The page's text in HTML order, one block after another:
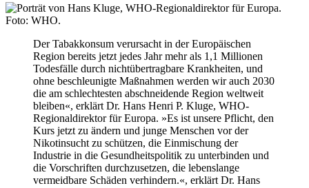
Der Tabakkonsum verursacht in der Europäischen
Region bereits jetzt jedes Jahr mehr als 1,1 Millionen
Todesfälle durch nichtübertragbare Krankheiten, und
ohne beschleunigte Maßnahmen werden wir auch 2030
die am schlechtesten abschneidende Region weltweit
bleiben«, erklärt Dr. Hans Henri P. Kluge, WHO-
Regionaldirektor für Europa. »Es ist unsere Pflicht, den
Kurs jetzt zu ändern und junge Menschen vor der
Nikotinsucht zu schützen, die Einmischung der
Industrie in die Gesundheitspolitik zu unterbinden und
die Vorschriften durchzusetzen, die lebenslange
vermeidbare Schäden verhindern.«, erklärt Dr. Hans